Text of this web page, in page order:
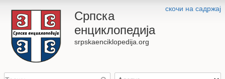
скочи на садржај
Српска
енциклопедија
srpskaenciklopedija.org